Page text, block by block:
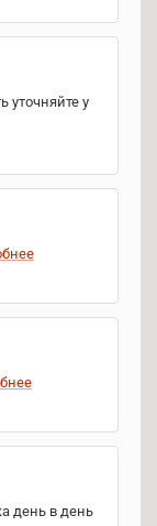
уточняйте у
день в день